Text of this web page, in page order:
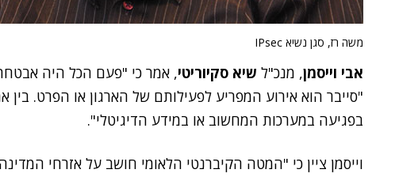
משה רז, סגן נשיא IPsec
אבי וייסמן, מנכ"ל שיא סקיוריטי, אמר כי "פעם הכל היה אבטחת
"סייבר הוא אירוע המפריע לפעילותם של הארגון או הפרט.
בפגיעה במערכות המחשוב או במידע הדיגיטלי".
וייסמן ציין כי "המטה הקיברנטי הלאומי חושב על אזרחי